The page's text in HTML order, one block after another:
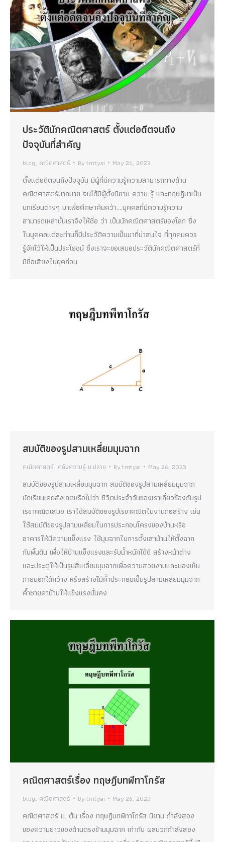
ประวัตินักคณิตศาสตร์ ตั้งแต่อดีตจนถึง
ปัจจุบันที่สำคัญ
blog, คณิตศาสตร์ Bytmtyai May 26, 2023
ตั้งแต่อดีตจนถึงปัจจุบัน มีผู้ที่มีความรู้ความสามารถทางด้าน
คณิตศาสตร์มากมาย จนได้มีผู้ตั้งนิยาม ความ รู้ และทฤษฎีมาเป็น
บทเรียนต่างๆ มาเพื่อศึกษาค้นคว้า….บุคคลที่มีความรู้ความ
สามารถเหล่านั้นเราจึงให้ชื่อ ว่า เป็นนักคณิตศาสตร์ของโลก ซึ่ง
ในบุคคลแต่ละท่านก็มีประวัติความเป็นมาที่น่าสนใจ ที่ทุกคนควร
รู้จักไว้ให้เป็นประโยชน์ ซึ่งเราจะขอเสนอประวัตินักคณิตศาสตร์ที่
มีชื่อเสียงในยุคก่อน
สมบัติของรูปสามเหลี่ยมมุมฉาก
คณิตศาสตร์, คลังความรู้ ม.ปลาย Bytmtyai May 26, 2023
สมบัติของรูปสามเหลี่ยมมุมฉาก สมบัติของรูปสามเหลี่ยมมุมฉาก
นักเรียนเคยสังเกตหรือไม่ว่า ชีวิตประจำวันของเราเกี่ยวข้องกับรูป
เรขาคณิตเสมอ เราใช้สมบัติของรูปเรขาคณิตในงานก่อสร้าง เช่น
ใช้สมบัติของรูปสามเหลี่ยมในการประกอบโครงของบ้านหรือ
อาคารให้มีความแข็งแรง ใช้มุมฉากในการตั้งเสาบ้านให้ตั้งฉาก
กับพื้นดิน เพื่อให้บ้านแข็งแรงและรับน้ำหนักได้ดี สร้างหน้าต่าง
และประตูให้เป็นรูปสี่เหลี่ยมมุมฉากเพื่อความสวยงามและมองเห็น
ภายนอกได้กว้าง หรือสร้างไม้ค้ำประกอบเป็นรูปสามเหลี่ยมมุมฉาก
ค้ำชายคาบ้านให้แข็งแรงมั่นคง
คณิตศาสตร์เรื่อง ทฤษฎีบทพีทาโกรัส
blog, คณิตศาสตร์ Bytmtyai May 26, 2023
คณิตศาสตร์ ม. ต้น เรื่อง ทฤษฎีบทพีทาโกรัส นิยาม กำลังสอง
ของความยาวของด้านตรงข้ามมุมฉาก เท่ากับ ผลบวกกำลังสอง